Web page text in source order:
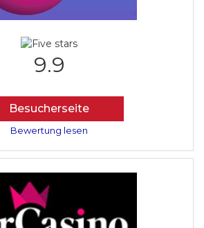
9.9
Besucherseite
Bewertung lesen